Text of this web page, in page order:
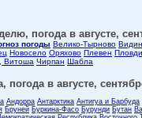
погода в августе,
погоды Велико-Тырново Видин
Новосело Оряхово Плевен
Витоша Чирпан Шабла
погода в августе,
Андорра Антарктика Антигуа и Барбуда
Бруней Буркина-Фасо Бурунди Бутан